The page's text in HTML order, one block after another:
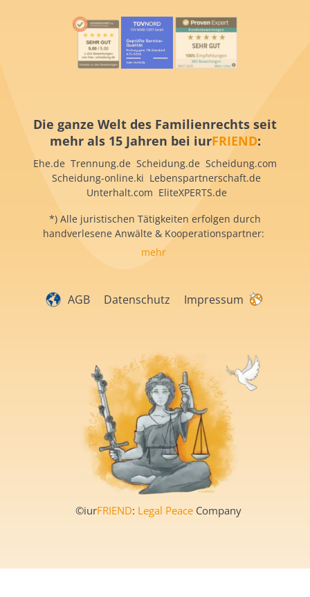
Die ganze Welt des Familienrechts seit
mehr als 15 Jahren bei iurFRIEND:
Ehe.de Trennung.de Scheidung.de Scheidung.com
Scheidung-online.ki Lebenspartnerschaft.de
Unterhalt.com EliteXPERTS.de
*) Alle juristischen Tätigkeiten erfolgen durch
handverlesene Anwälte & Kooperationspartner:
mehr
AGB Datenschutz Impressum
©iurFRIEND: Legal Peace Company